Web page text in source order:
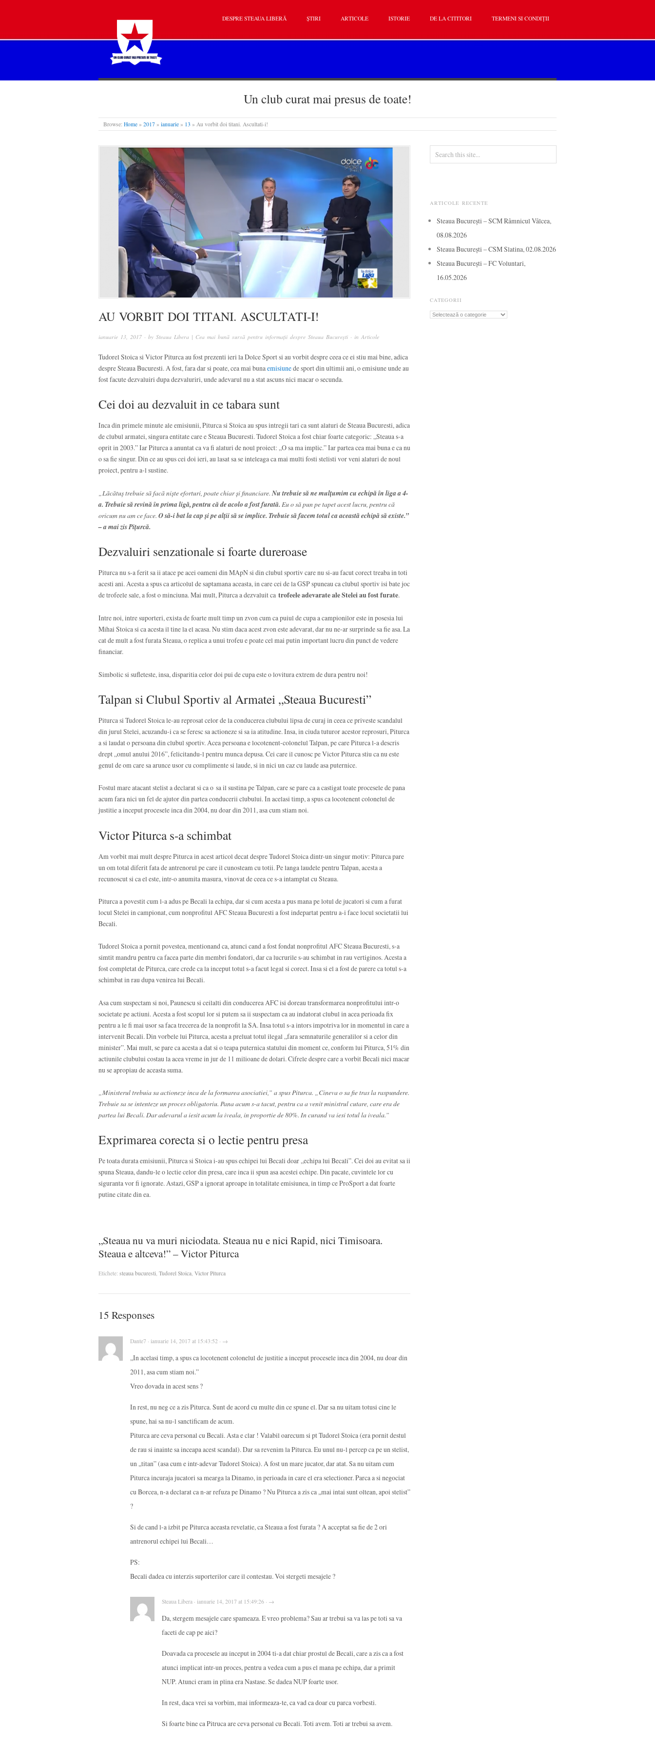
STEAUA LIBERĂ
DESPRE STEAUA LIBERĂ ȘTIRI ARTICOLE ISTORIE DE LA CITITORI TERMENI SI CONDIȚII
Un club curat mai presus de toate!
Browse: Home » 2017 » ianuarie » 13 » Au vorbit doi titani. Ascultati-i!
AU VORBIT DOI TITANI. ASCULTATI-I!
ianuarie 13, 2017 · by Steaua Libera | Cea mai bună sursă pentru informații despre Steaua București · in Articole
Tudorel Stoica si Victor Piturca au fost prezenti ieri la Dolce Sport si au vorbit despre ceea ce ei stiu mai bine, adica
despre Steaua Bucuresti. A fost, fara dar si poate, cea mai buna emisiunede sport din ultimii ani, o emisiune unde au
fost facute dezvaluiri dupa dezvaluriri, unde adevarul nu a stat ascuns nici macar o secunda.
Cei doi au dezvaluit in ce tabara sunt
Inca din primele minute ale emisiunii, Piturca si Stoica au spus intregii tari ca sunt alaturi de Steaua Bucuresti, adica
de clubul armatei, singura entitate care e Steaua Bucuresti. Tudorel Stoica a fost chiar foarte categoric: „Steaua s-a
oprit in 2003.” Iar Piturca a anuntat ca va fi alaturi de noul proiect: „O sa ma implic.” Iar partea cea mai buna e ca nu
o sa fie singur. Din ce au spus cei doi ieri, au lasat sa se inteleaga ca mai multi fosti stelisti vor veni alaturi de noul
proiect, pentru a-l sustine.
„Lăcătuș trebuie să facă niște eforturi, poate chiar și financiare. Nu trebuie să ne mulțumim cu echipă în liga a 4-
a. Trebuie să revină în prima ligă, pentru că de acolo a fost furată. Eu o să pun pe tapet acest lucru, pentru că
oricum nu am ce face. O să-i bat la cap și pe alții să se implice. Trebuie să facem totul ca această echipă să existe.”
– a mai zis Pițurcă.
Dezvaluiri senzationale si foarte dureroase
Piturca nu s-a ferit sa ii atace pe acei oameni din MApN si din clubul sportiv care nu si-au facut corect treaba in toti
acesti ani. Acesta a spus ca articolul de saptamana aceasta, in care cei de la GSP spuneau ca clubul sportiv isi bate joc
de trofeele sale, a fost o minciuna. Mai mult, Piturca a dezvaluit ca trofeele adevarate ale Stelei au fost furate.
Intre noi, intre suporteri, exista de foarte mult timp un zvon cum ca puiul de cupa a campionilor este in posesia lui
Mihai Stoica si ca acesta il tine la el acasa. Nu stim daca acest zvon este adevarat, dar nu ne-ar surprinde sa fie asa. La
cat de mult a fost furata Steaua, o replica a unui trofeu e poate cel mai putin important lucru din punct de vedere
financiar.
Simbolic si sufleteste, insa, disparitia celor doi pui de cupa este o lovitura extrem de dura pentru noi!
Talpan si Clubul Sportiv al Armatei „Steaua Bucuresti”
Piturca si Tudorel Stoica le-au reprosat celor de la conducerea clubului lipsa de curaj in ceea ce priveste scandalul
din jurul Stelei, acuzandu-i ca se feresc sa actioneze si sa ia atitudine. Insa, in ciuda tuturor acestor reprosuri, Piturca
a si laudat o persoana din clubul sportiv. Acea persoana e locotenent-colonelul Talpan, pe care Piturca l-a descris
drept „omul anului 2016”, felicitandu-l pentru munca depusa. Cei care il cunosc pe Victor Piturca stiu ca nu este
genul de om care sa arunce usor cu complimente si laude, si in nici un caz cu laude asa puternice.
Fostul mare atacant stelist a declarat si ca o sa il sustina pe Talpan, care se pare ca a castigat toate procesele de pana
acum fara nici un fel de ajutor din partea conducerii clubului. In acelasi timp, a spus ca locotenent colonelul de
justitie a inceput procesele inca din 2004, nu doar din 2011, asa cum stiam noi.
Victor Piturca s-a schimbat
Am vorbit mai mult despre Piturca in acest articol decat despre Tudorel Stoica dintr-un singur motiv: Piturca pare
un om total diferit fata de antrenorul pe care il cunosteam cu totii. Pe langa laudele pentru Talpan, acesta a
recunoscut si ca el este, intr-o anumita masura, vinovat de ceea ce s-a intamplat cu Steaua.
Piturca a povestit cum l-a adus pe Becali la echipa, dar si cum acesta a pus mana pe lotul de jucatori si cum a furat
locul Stelei in campionat, cum nonprofitul AFC Steaua Bucuresti a fost indepartat pentru a-i face locul societatii lui
Becali.
Tudorel Stoica a pornit povestea, mentionand ca, atunci cand a fost fondat nonprofitul AFC Steaua Bucuresti, s-a
simtit mandru pentru ca facea parte din membri fondatori, dar ca lucrurile s-au schimbat in rau vertiginos. Acesta a
fost completat de Piturca, care crede ca la inceput totul s-a facut legal si corect. Insa si el a fost de parere ca totul s-a
schimbat in rau dupa venirea lui Becali.
Asa cum suspectam si noi, Paunescu si ceilalti din conducerea AFC isi doreau transformarea nonprofitului intr-o
societate pe actiuni. Acesta a fost scopul lor si putem sa ii suspectam ca au indatorat clubul in acea perioada fix
pentru a le fi mai usor sa faca trecerea de la nonprofit la SA. Insa totul s-a intors impotriva lor in momentul in care a
intervenit Becali. Din vorbele lui Piturca, acesta a preluat totul ilegal „fara semnaturile generalilor si a celor din
minister”. Mai mult, se pare ca acesta a dat si o teapa puternica statului din moment ce, conform lui Piturca, 51% din
actiunile clubului costau la acea vreme in jur de 11 milioane de dolari. Cifrele despre care a vorbit Becali nici macar
nu se apropiau de aceasta suma.
„Ministerul trebuia sa actioneze inca de la formarea asociatiei,” a spus Piturca. „Cineva o sa fie tras la raspundere.
Trebuie sa se intenteze un proces obligatoriu. Pana acum s-a tacut, pentru ca a venit ministrul cutare, care era de
partea lui Becali. Dar adevarul a iesit acum la iveala, in proportie de 80%. In curand va iesi totul la iveala.”
Exprimarea corecta si o lectie pentru presa
Pe toata durata emisiunii, Piturca si Stoica i-au spus echipei lui Becali doar „echipa lui Becali”. Cei doi au evitat sa ii
spuna Steaua, dandu-le o lectie celor din presa, care inca ii spun asa acestei echipe. Din pacate, cuvintele lor cu
siguranta vor fi ignorate. Astazi, GSP a ignorat aproape in totalitate emisiunea, in timp ce ProSport a dat foarte
putine citate din ea.
„Steaua nu va muri niciodata. Steaua nu e nici Rapid, nici Timisoara.
Steaua e altceva!” – Victor Piturca
Etichete: steaua bucuresti, Tudorel Stoica, Victor Piturca
15 Responses
Dante7 · ianuarie 14, 2017 at 15:43:52 · →
,,In acelasi timp, a spus ca locotenent colonelul de justitie a inceput procesele inca din 2004, nu doar din
2011, asa cum stiam noi.”
Vreo dovada in acest sens ?
In rest, nu neg ce a zis Piturca. Sunt de acord cu multe din ce spune el. Dar sa nu uitam totusi cine le
spune, hai sa nu-l sanctificam de acum.
Piturca are ceva personal cu Becali. Asta e clar ! Valabil oarecum si pt Tudorel Stoica (era pornit destul
de rau si inainte sa inceapa acest scandal). Dar sa revenim la Piturca. Eu unul nu-l percep ca pe un stelist,
un ,,titan” (asa cum e intr-adevar Tudorel Stoica). A fost un mare jucator, dar atat. Sa nu uitam cum
Piturca incuraja jucatori sa mearga la Dinamo, in perioada in care el era selectioner. Parca a si negociat
cu Borcea, n-a declarat ca n-ar refuza pe Dinamo ? Nu Piturca a zis ca ,,mai intai sunt oltean, apoi stelist”
?
Si de cand l-a izbit pe Piturca aceasta revelatie, ca Steaua a fost furata ? A acceptat sa fie de 2 ori
antrenorul echipei lui Becali…
PS:
Becali dadea cu interzis suporterilor care il contestau. Voi stergeti mesajele ?
Steaua Libera · ianuarie 14, 2017 at 15:49:26 · →
Da, stergem mesajele care spameaza. E vreo problema? Sau ar trebui sa va las pe toti sa va
faceti de cap pe aici?
Doavada ca procesele au inceput in 2004 ti-a dat chiar prostul de Becali, care a zis ca a fost
atunci implicat intr-un proces, pentru a vedea cum a pus el mana pe echipa, dar a primit
NUP. Atunci eram in plina era Nastase. Se dadea NUP foarte usor.
In rest, daca vrei sa vorbim, mai informeaza-te, ca vad ca doar cu parca vorbesti.
Si foarte bine ca Pitruca are ceva personal cu Becali. Toti avem. Toti ar trebui sa avem.
ARTICOLE RECENTE
Steaua București – SCM Râmnicul Vâlcea,
08.08.2026
Steaua București – CSM Slatina, 02.08.2026
Steaua București – FC Voluntari,
16.05.2026
CATEGORII
Categorii